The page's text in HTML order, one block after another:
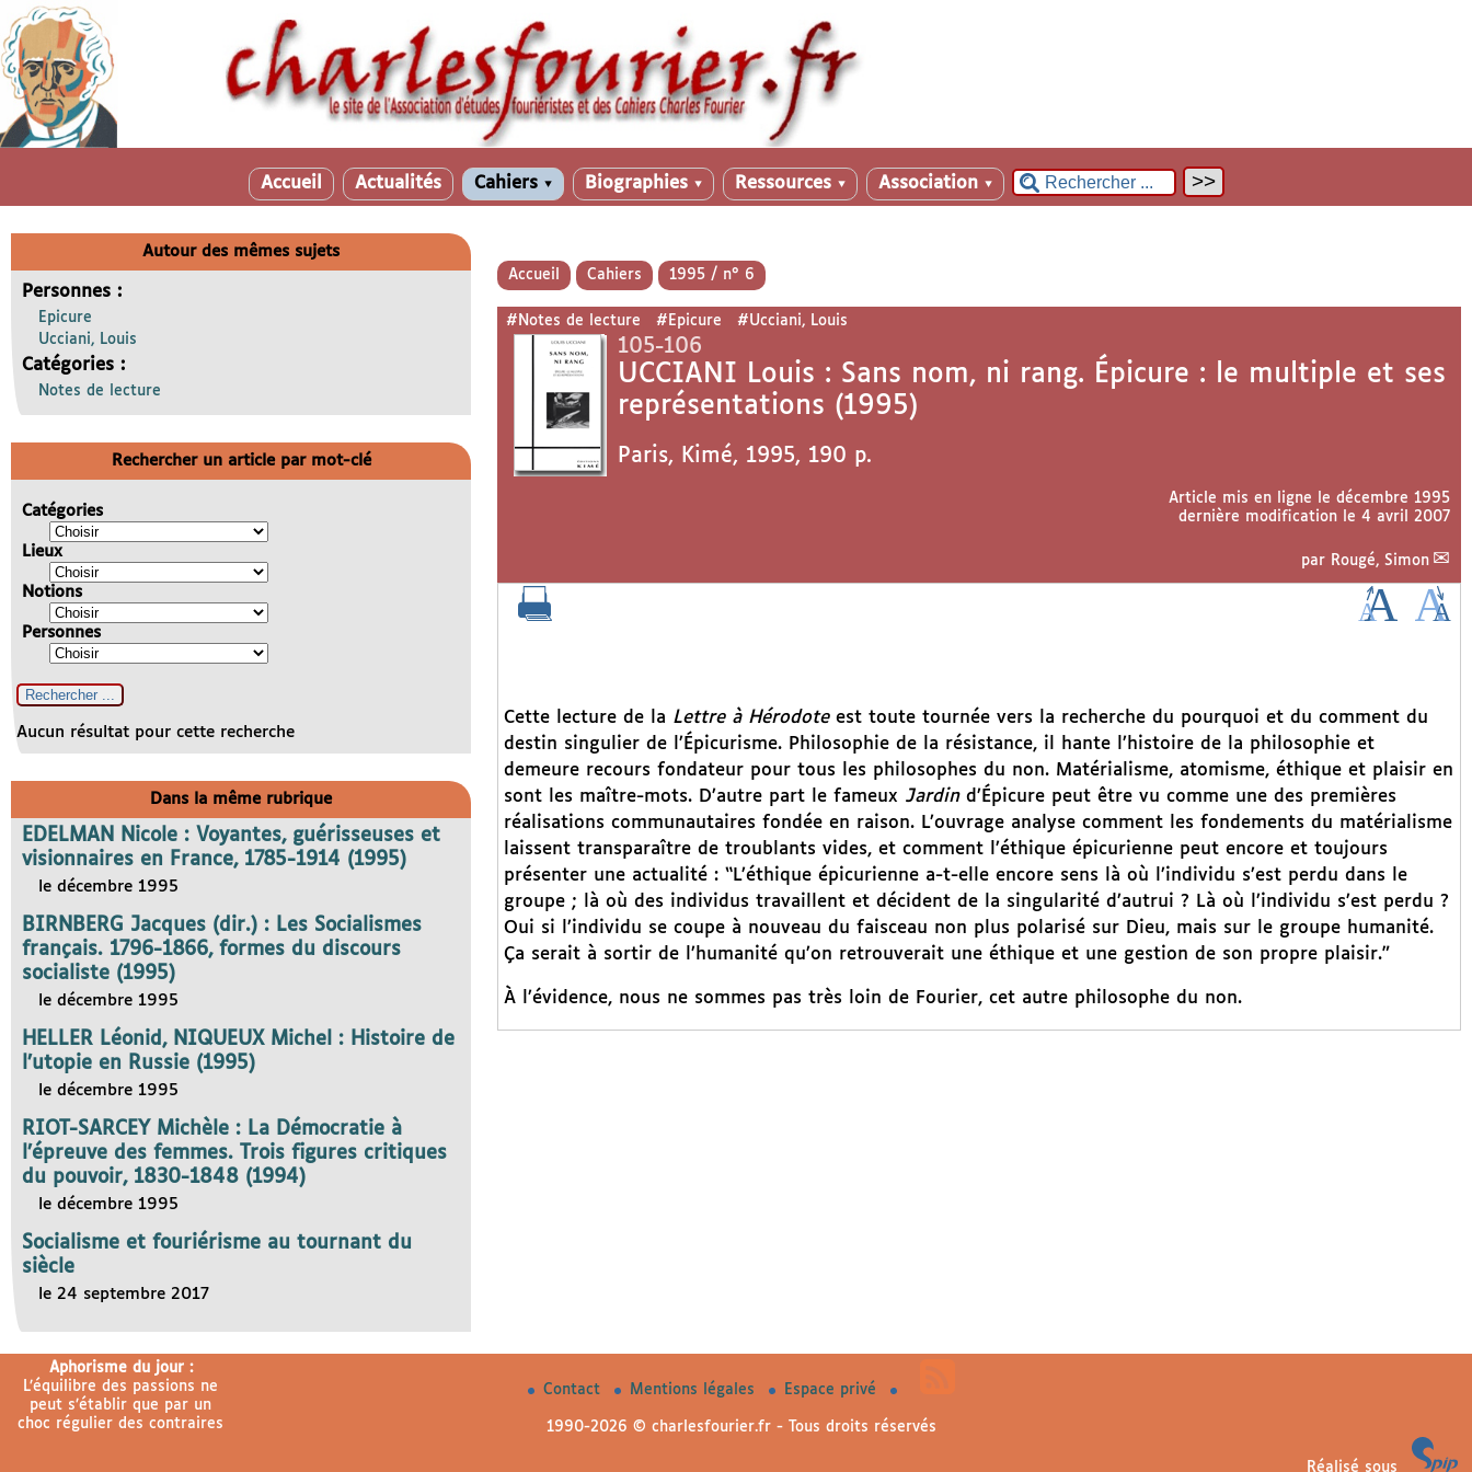
Accueil Actualités Cahiers ▼ Biographies ▼ Ressources ▼ Association ▼
Accueil Cahiers 1995 / n° 6
#Notes de lecture #Epicure #Ucciani, Louis
105-106
UCCIANI Louis : Sans nom, ni rang. Épicure : le multiple et ses
représentations (1995)
Paris, Kimé, 1995, 190 p.
Article mis en ligne le décembre 1995
dernière modification le 4 avril 2007
par Rougé, Simon
Cette lecture de la Lettre à Hérodoteest toute tournée vers la recherche du pourquoi et du comment du
destin singulier de l’Épicurisme. Philosophie de la résistance, il hante l’histoire de la philosophie et
demeure recours fondateur pour tous les philosophes du non. Matérialisme, atomisme, éthique et plaisir en
sont les maître-mots. D’autre part le fameux Jardind’Épicure peut être vu comme une des premières
réalisations communautaires fondée en raison. L’ouvrage analyse comment les fondements du matérialisme
laissent transparaître de troublants vides, et comment l’éthique épicurienne peut encore et toujours
présenter une actualité : “L’éthique épicurienne a-t-elle encore sens là où l’individu s’est perdu dans le
groupe ; là où des individus travaillent et décident de la singularité d’autrui ? Là où l’individu s’est perdu ?
Oui si l’individu se coupe à nouveau du faisceau non plus polarisé sur Dieu, mais sur le groupe humanité.
Ça serait à sortir de l’humanité qu’on retrouverait une éthique et une gestion de son propre plaisir.”
À l’évidence, nous ne sommes pas très loin de Fourier, cet autre philosophe du non.
Autour des mêmes sujets
Personnes :
Epicure
Ucciani, Louis
Catégories :
Notes de lecture
Rechercher un article par mot-clé
Catégories
Lieux
Notions
Personnes
Aucun résultat pour cette recherche
Dans la même rubrique
EDELMAN Nicole : Voyantes, guérisseuses et
visionnaires en France, 1785-1914 (1995)
le décembre 1995
BIRNBERG Jacques (dir.) : Les Socialismes
français. 1796-1866, formes du discours
socialiste (1995)
le décembre 1995
HELLER Léonid, NIQUEUX Michel : Histoire de
l’utopie en Russie (1995)
le décembre 1995
RIOT-SARCEY Michèle : La Démocratie à
l’épreuve des femmes. Trois figures critiques
du pouvoir, 1830-1848 (1994)
le décembre 1995
Socialisme et fouriérisme au tournant du
siècle
le 24 septembre 2017
Aphorisme du jour :
L’équilibre des passions ne
peut s’établir que par un
choc régulier des contraires
Contact Mentions légales Espace privé
1990-2026 © charlesfourier.fr - Tous droits réservés
Réalisé sous